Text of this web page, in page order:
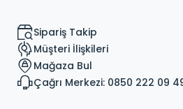
Sipariş Takip
Müşteri İlişkileri
Mağaza Bul
Çağrı Merkezi: 0850 222 09